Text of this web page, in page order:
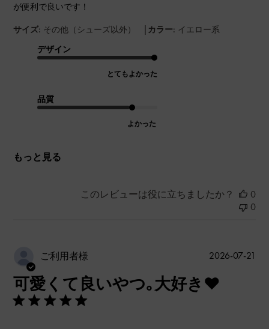
が便利で良いです！
サイズ: その他（シューズ以外） | カラー: イエロー系
デザイン
とてもよかった
品質
よかった
もっと見る
このレビューは役に立ちましたか？
0
0
ご利用者様
可愛くて良いやつ｡大好き❤
2026-07-21